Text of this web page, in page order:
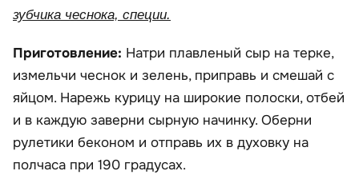
зубчика чеснока, специи.
Приготовление: Натри плавленый сыр на терке,
измельчи чеснок и зелень, приправь и смешай с
яйцом. Нарежь курицу на широкие полоски, отбей
и в каждую заверни сырную начинку. Оберни
рулетики беконом и отправь их в духовку на
полчаса при 190 градусах.